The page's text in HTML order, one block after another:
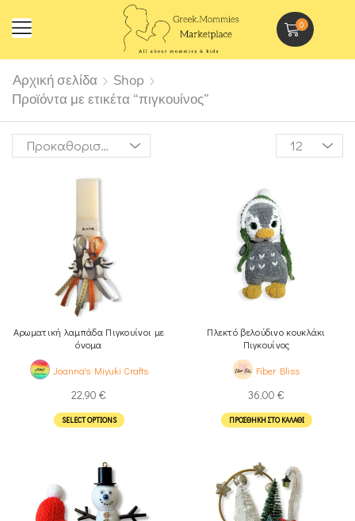
0
Αρχική σελίδα
Shop
Προϊόντα με ετικέτα “πιγκουίνος”
Αρωματική λαμπάδα Πιγκουίνοι με
όνομα
Joanna's Miyuki Crafts
22,90 €
SELECT OPTIONS
Πλεκτό βελούδινο κουκλάκι
Πιγκουίνος
Fiber Bliss
36,00 €
ΠΡΟΣΘΉΚΗ ΣΤΟ ΚΑΛΆΘΙ